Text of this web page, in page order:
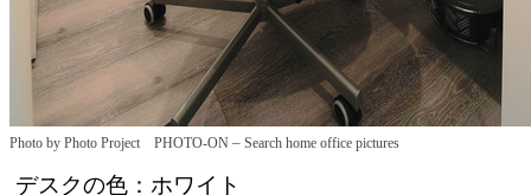
Photo by Photo Project PHOTO-ON – Search home office pictures
デスクの色：ホワイト